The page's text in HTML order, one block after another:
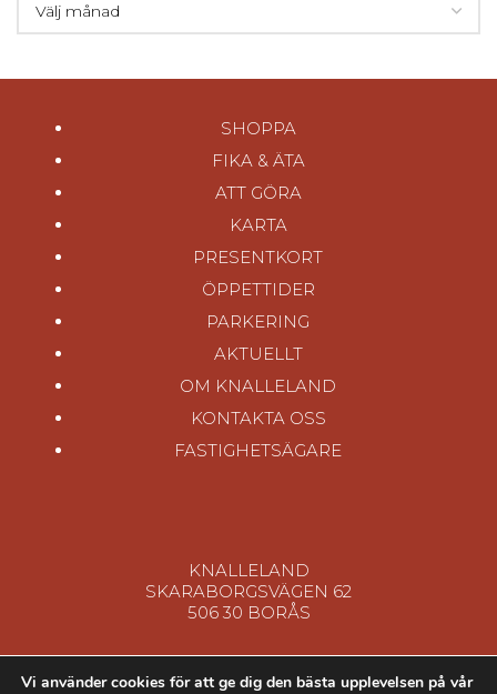
SHOPPA
FIKA & ÄTA
ATT GÖRA
KARTA
PRESENTKORT
ÖPPETTIDER
PARKERING
AKTUELLT
OM KNALLELAND
KONTAKTA OSS
FASTIGHETSÄGARE
KNALLELAND
SKARABORGSVÄGEN 62
506 30 BORÅS
Vi använder cookies för att ge dig den bästa upplevelsen på vår